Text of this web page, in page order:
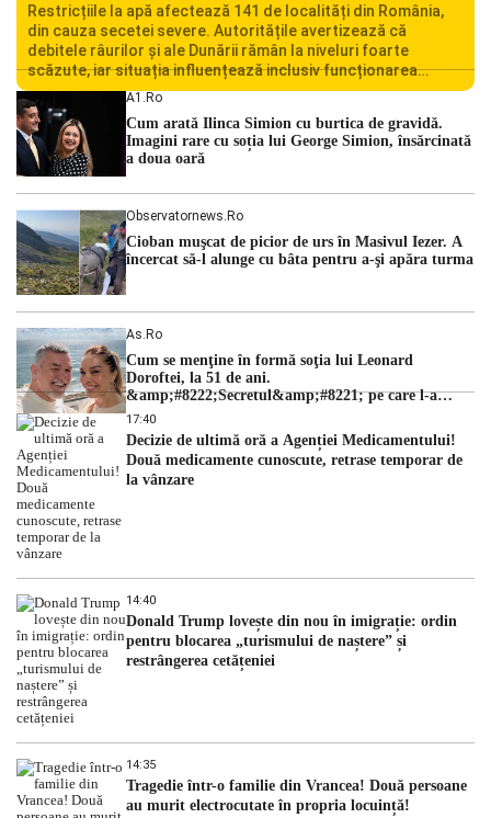
Restricțiile la apă afectează 141 de localități din România,
din cauza secetei severe. Autoritățile avertizează că
debitele râurilor și ale Dunării rămân la niveluri foarte
scăzute, iar situația influențează inclusiv funcționarea
Centralei Nucleare de la Cernavodă. România se confruntă
cu una dintre cele mai dificile perioade din punct de vedere
hidrologic din ultimii ani. Lipsa […]
A1.ro
Cum arată Ilinca Simion cu burtica de gravidă.
Imagini rare cu soția lui George Simion, însărcinată
a doua oară
Observatornews.ro
Cioban muşcat de picior de urs în Masivul Iezer. A
încercat să-l alunge cu bâta pentru a-şi apăra turma
As.ro
Cum se menţine în formă soţia lui Leonard
Doroftei, la 51 de ani.
&amp;#8222;Secretul&amp;#8221; pe care l-a
dezvăluit
17:40
Decizie de ultimă oră a Agenției Medicamentului!
Două medicamente cunoscute, retrase temporar de
la vânzare
14:40
Donald Trump lovește din nou în imigrație: ordin
pentru blocarea „turismului de naștere” și
restrângerea cetățeniei
14:35
Tragedie într-o familie din Vrancea! Două persoane
au murit electrocutate în propria locuință!